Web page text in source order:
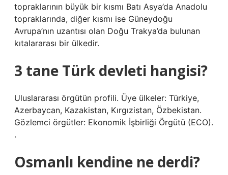
topraklarının büyük bir kısmı Batı Asya’da Anadolu
topraklarında, diğer kısmı ise Güneydoğu
Avrupa’nın uzantısı olan Doğu Trakya’da bulunan
kıtalararası bir ülkedir.
3 tane Türk devleti hangisi?
Uluslararası örgütün profili. Üye ülkeler: Türkiye,
Azerbaycan, Kazakistan, Kırgızistan, Özbekistan.
Gözlemci örgütler: Ekonomik İşbirliği Örgütü (ECO).
.
Osmanlı kendine ne derdi?